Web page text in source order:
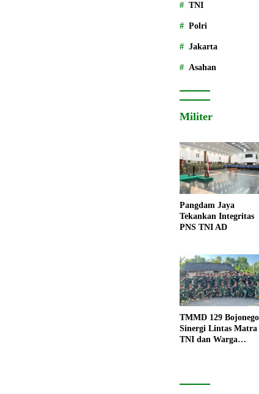
TNI
Polri
Jakarta
Asahan
Militer
Pangdam Jaya
Tekankan Integritas
PNS TNI AD
TMMD 129
Sinergi Lintas Matra
TNI dan Warga